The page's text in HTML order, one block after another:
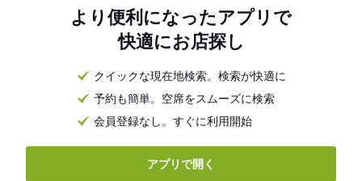
より便利になったアプリで
快適にお店探し
クイックな現在地検索。検索が快適に
予約も簡単。空席をスムーズに検索
会員登録なし。すぐに利用開始
アプリで開く